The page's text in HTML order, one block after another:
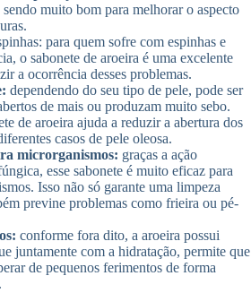
muito bom para melhorar o aspecto
para quem sofre com espinhas e
o sabonete de aroeira é uma excelente
a ocorrência desses problemas.
dependendo do seu tipo de pele, pode ser
de mais ou produzam muito sebo.
de aroeira ajuda a reduzir a abertura dos
casos de pele oleosa.
microrganismos: graças a ação
esse sabonete é muito eficaz para
Isso não só garante uma limpeza
previne problemas como frieira ou pé-
conforme fora dito, a aroeira possui
juntamente com a hidratação, permite que
de pequenos ferimentos de forma